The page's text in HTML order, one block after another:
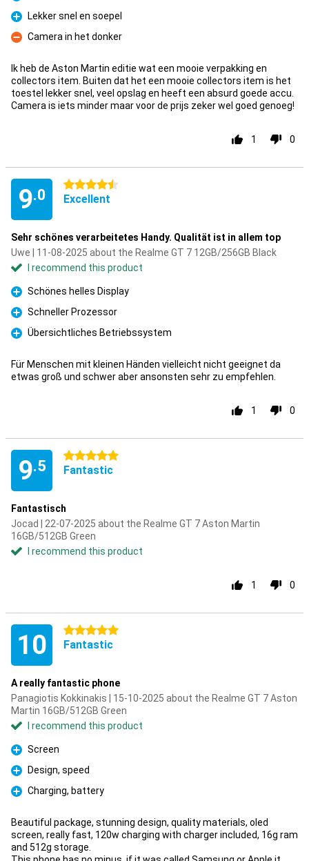
Pro
Pro
Lekker snel en soepel
Con
Camera in het donker
Ik heb de Aston Martin editie wat een mooie verpakking en
collectors item. Buiten dat het een mooie collectors item is het
toestel lekker snel, veel opslag en heeft een absurd goede accu.
Camera is iets minder maar voor de prijs zeker wel goed genoeg!
1 0
9.0
4.5 stars
Excellent
Sehr schönes verarbeitetes Handy. Qualität ist in allem top
Uwe | 11-08-2025 about the Realme GT 7 12GB/256GB Black
I recommend this product
Pro
Schönes helles Display
Pro
Schneller Prozessor
Pro
Übersichtliches Betriebssystem
Für Menschen mit kleinen Händen vielleicht nicht geeignet da
etwas groß und schwer aber ansonsten sehr zu empfehlen.
1 0
9.5
5 stars
Fantastic
Fantastisch
Jocad | 22-07-2025 about the Realme GT 7 Aston Martin
16GB/512GB Green
I recommend this product
1 0
10 5 stars
Fantastic
A really fantastic phone
Panagiotis Kokkinakis | 15-10-2025 about the Realme GT 7 Aston
Martin 16GB/512GB Green
I recommend this product
Pro
Screen
Pro
Design, speed
Pro
Charging, battery
Beautiful package, stunning design, quality materials, oled
screen, really fast, 120w charging with charger included, 16g ram
and 512g storage.